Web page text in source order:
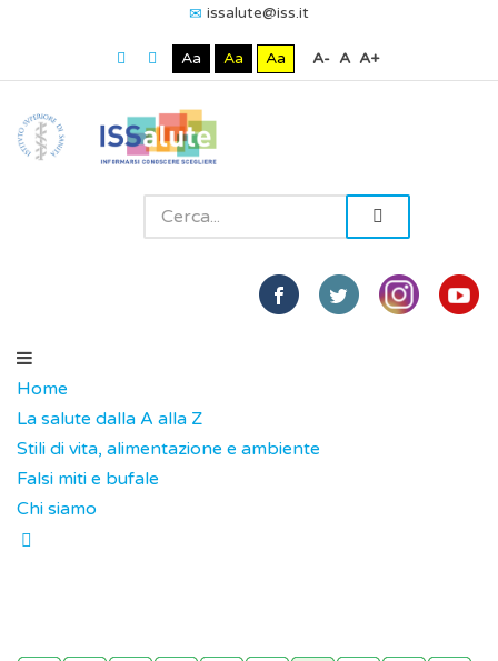
issalute@iss.it
Aa Aa Aa A- A A+
Home
La salute dalla A alla Z
Stili di vita, alimentazione e ambiente
Falsi miti e bufale
Chi siamo